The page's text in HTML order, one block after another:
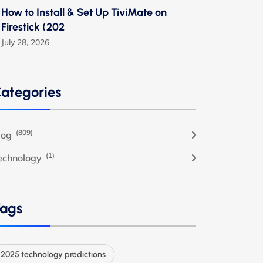
How to Install & Set Up TiviMate on
Firestick (202
July 28, 2026
(809)
(1)
2025 technology predictions